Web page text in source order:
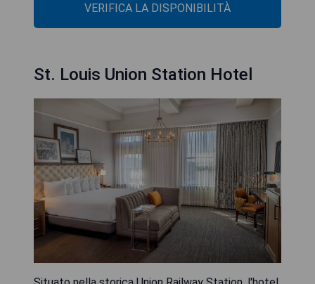
VERIFICA LA DISPONIBILITÀ
St. Louis Union Station Hotel